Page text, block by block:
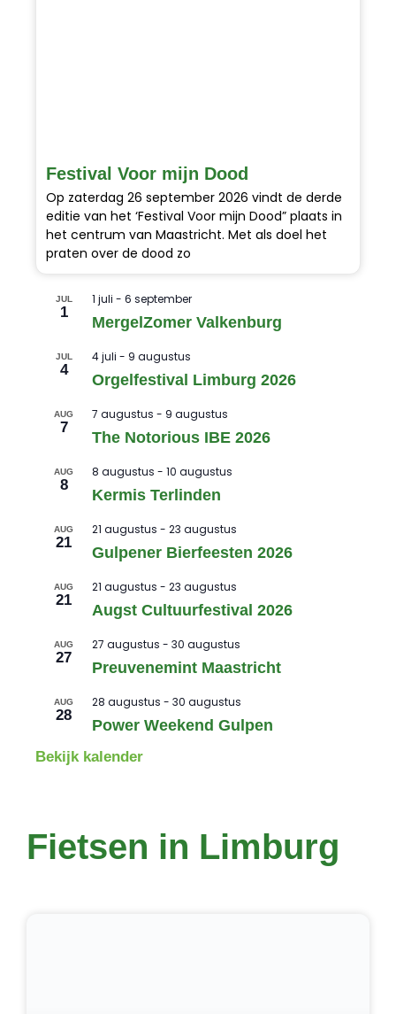
Festival Voor mijn Dood
Op zaterdag 26 september 2026 vindt de derde
editie van het ‘Festival Voor mijn Dood” plaats in
het centrum van Maastricht. Met als doel het
praten over de dood zo
JUL
1
1 juli - 6 september
MergelZomer Valkenburg
JUL
4
4 juli - 9 augustus
Orgelfestival Limburg 2026
AUG
7
7 augustus - 9 augustus
The Notorious IBE 2026
AUG
8
8 augustus - 10 augustus
Kermis Terlinden
AUG
21
21 augustus - 23 augustus
Gulpener Bierfeesten 2026
AUG
21
21 augustus - 23 augustus
Augst Cultuurfestival 2026
AUG
27
27 augustus - 30 augustus
Preuvenemint Maastricht
AUG
28
28 augustus - 30 augustus
Power Weekend Gulpen
Bekijk kalender
Fietsen in Limburg